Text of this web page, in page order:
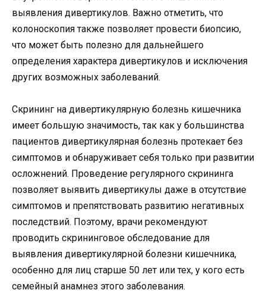
выявления дивертикулов. Важно отметить, что
колоноскопия также позволяет провести биопсию,
что может быть полезно для дальнейшего
определения характера дивертикулов и исключения
других возможных заболеваний.
Скрининг на дивертикулярную болезнь кишечника
имеет большую значимость, так как у большинства
пациентов дивертикулярная болезнь протекает без
симптомов и обнаруживает себя только при развитии
осложнений. Проведение регулярного скрининга
позволяет выявить дивертикулы даже в отсутствие
симптомов и препятствовать развитию негативных
последствий. Поэтому, врачи рекомендуют
проводить скрининговое обследование для
выявления дивертикулярной болезни кишечника,
особенно для лиц старше 50 лет или тех, у кого есть
семейный анамнез этого заболевания.